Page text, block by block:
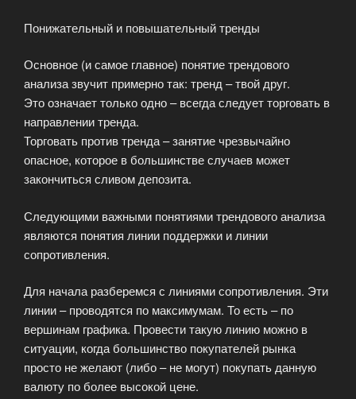
Понижательный и повышательный тренды
Основное (и самое главное) понятие трендового
анализа звучит примерно так: тренд – твой друг.
Это означает только одно – всегда следует торговать в
направлении тренда.
Торговать против тренда – занятие чрезвычайно
опасное, которое в большинстве случаев может
закончиться сливом депозита.
Следующими важными понятиями трендового анализа
являются понятия линии поддержки и линии
сопротивления.
Для начала разберемся с линиями сопротивления. Эти
линии – проводятся по максимумам. То есть – по
вершинам графика. Провести такую линию можно в
ситуации, когда большинство покупателей рынка
просто не желают (либо – не могут) покупать данную
валюту по более высокой цене.